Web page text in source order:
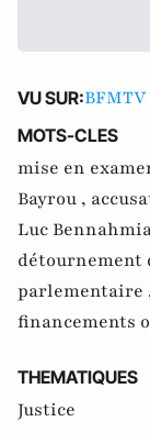
VU SUR:BFMTV
MOTS-CLES
mise en
Bayrou ,
Luc
détournement
parlementaire
financements
THEMATIQUES
Justice